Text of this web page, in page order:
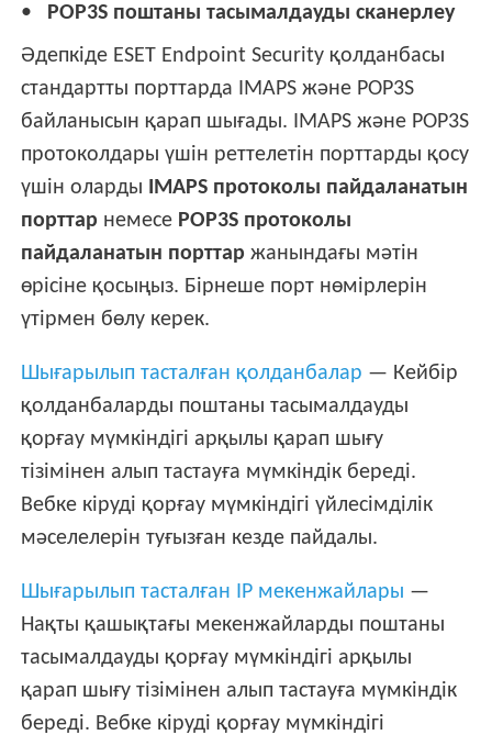
POP3S поштаны тасымалдауды сканерлеу
Әдепкіде ESET Endpoint Security қолданбасы
стандартты порттарда IMAPS және POP3S
байланысын қарап шығады. IMAPS және POP3S
протоколдары үшін реттелетін порттарды қосу
үшін оларды
IMAPS протоколы пайдаланатын
порттар немесе POP3S протоколы
пайдаланатын порттар жанындағы мәтін
өрісіне қосыңыз. Бірнеше порт нөмірлерін
үтірмен бөлу керек.
Шығарылып тасталған қолданбалар — Кейбір
қолданбаларды поштаны тасымалдауды
қорғау мүмкіндігі арқылы қарап шығу
тізімінен алып тастауға мүмкіндік береді.
Вебке кіруді қорғау мүмкіндігі үйлесімділік
мәселелерін туғызған кезде пайдалы.
Шығарылып тасталған IP мекенжайлары —
Нақты қашықтағы мекенжайларды поштаны
тасымалдауды қорғау мүмкіндігі арқылы
қарап шығу тізімінен алып тастауға мүмкіндік
береді. Вебке кіруді қорғау мүмкіндігі